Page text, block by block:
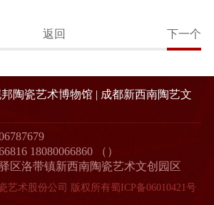
下一个
返回
陶瓷艺术博物馆| 成都新西南陶艺文
18080066860 （）
区洛带镇新西南陶瓷艺术文创园区
艺术股份公司 版权所有蜀ICP备06010421号